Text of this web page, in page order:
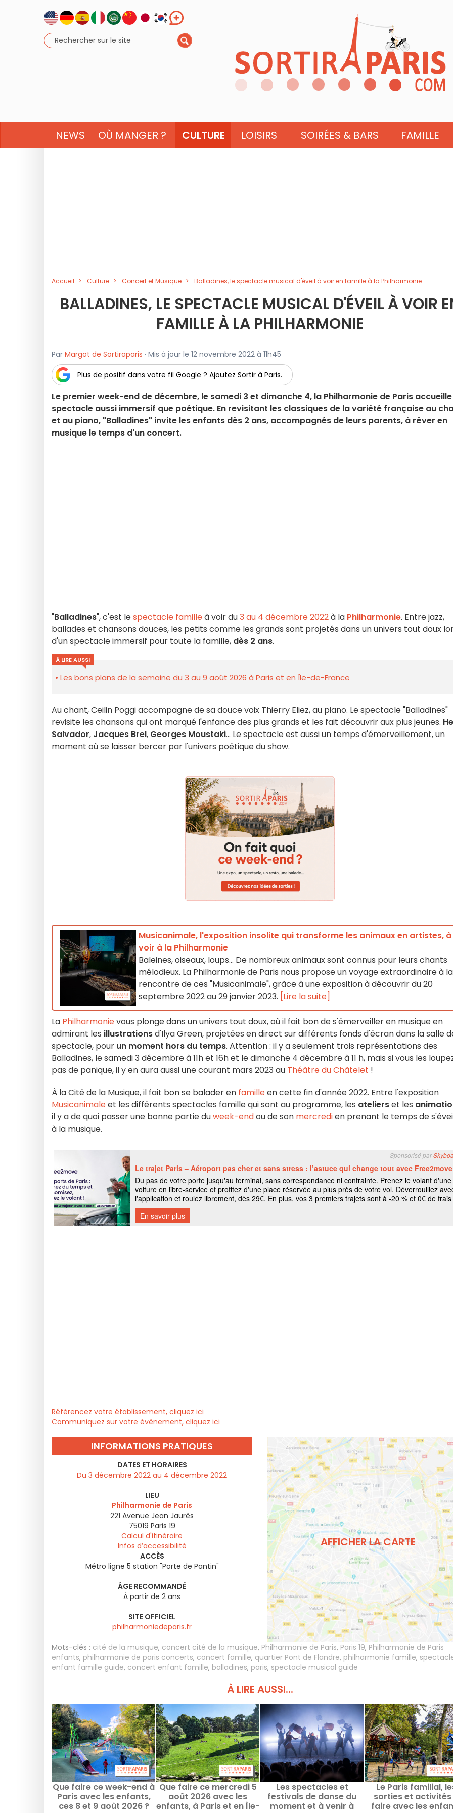
NEWS OÙ MANGER ? CULTURE LOISIRS SOIRÉES & BARS FAMILLE
Accueil Culture Concert et Musique Balladines, le spectacle musical d'éveil à voir en famille à la Philharmonie
BALLADINES, LE SPECTACLE MUSICAL D'ÉVEIL À VOIR
FAMILLE À LA PHILHARMONIE
Par Margot de Sortiraparis · Mis à jour le 12 novembre 2022 à 11h45
Plus de positif dans votre fil Google ? Ajoutez Sortir à Paris.
Le premier week-end de décembre, le samedi 3 et dimanche 4, la Philharmonie de Paris
spectacle aussi immersif que poétique. En revisitant les classiques de la variété française au
et au piano, "Balladines" invite les enfants dès 2 ans, accompagnés de leurs parents, à rêver en
musique le temps d'un concert.
"Balladines", c'est lespectacle familleà voir du3 au 4 décembre 2022à la Philharmonie. Entre jazz,
ballades et chansons douces, les petits comme les grands sont projetés dans un univers tout doux
d'un spectacle immersif pour toute la famille, dès 2 ans.
À LIRE AUSSI
Les bons plans de la semaine du 3 au 9 août 2026 à Paris et en Île-de-France
Au chant, Ceilin Poggi accompagne de sa douce voix Thierry Eliez, au piano. Le spectacle "Balladines"
revisite les chansons qui ont marqué l'enfance des plus grands et les fait découvrir aux plus jeunes.
Salvador, Jacques Brel, Georges Moustaki... Le spectacle est aussi un temps d'émerveillement, un
moment où se laisser bercer par l'univers poétique du show.
Musicanimale, l'exposition insolite qui transforme les animaux en artistes, à
voir à la Philharmonie
Baleines, oiseaux, loups... De nombreux animaux sont connus pour leurs chants
mélodieux. La Philharmonie de Paris nous propose un voyage extraordinaire à la
rencontre de ces "Musicanimale", grâce à une exposition à découvrir du 20
septembre 2022 au 29 janvier 2023. [Lire la suite]
La Philharmonievous plonge dans un univers tout doux, où il fait bon de s'émerveiller en musique en
admirant les illustrationsd'Ilya Green, projetées en direct sur différents fonds d'écran dans la salle
spectacle, pour un moment hors du temps. Attention : il y a seulement trois représentations des
Balladines, le samedi 3 décembre à 11h et 16h et le dimanche 4 décembre à 11 h, mais si vous les
pas de panique, il y en aura aussi une courant mars 2023 au Théâtre du Châtelet !
À la Cité de la Musique, il fait bon se balader en familleen cette fin d'année 2022. Entre l'exposition
Musicanimaleet les différents spectacles famille qui sont au programme, les atelierset les
il y a de quoi passer une bonne partie duweek-endou de son mercredien prenant le temps de
à la musique.
Référencez votre établissement, cliquez ici
Communiquez sur votre évènement, cliquez ici
INFORMATIONS PRATIQUES
DATES ET HORAIRES
Du 3 décembre 2022 au 4 décembre 2022
LIEU
Philharmonie de Paris
221 Avenue Jean Jaurès
75019 Paris 19
Calcul d'itinéraire
Infos d’accessibilité
ACCÈS
Métro ligne 5 station "Porte de Pantin"
ÂGE RECOMMANDÉ
À partir de 2 ans
SITE OFFICIEL
philharmoniedeparis.fr
AFFICHER LA CARTE
Mots-clés : cité de la musique, concert cité de la musique, Philharmonie de Paris, Paris 19, Philharmonie de Paris
enfants, philharmonie de paris concerts, concert famille, quartier Pont de Flandre, philharmonie famille,
enfant famille guide, concert enfant famille, balladines, paris, spectacle musical guide
À LIRE AUSSI...
Que faire ce week-end à
Paris avec les enfants,
ces 8 et 9 août 2026 ?
Que faire ce mercredi 5
août 2026 avec les
enfants, à Paris et en Île-
Les spectacles et
festivals de danse du
moment et à venir à
Le Paris familial,
sorties et activités
faire avec les